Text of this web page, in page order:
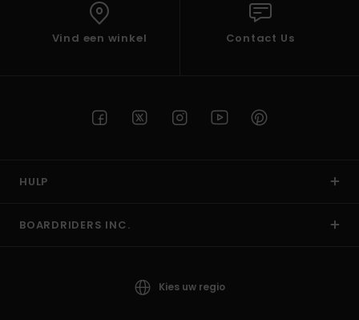
Vind een winkel Contact Us
HULP
BOARDRIDERS INC.
Kies uw regio